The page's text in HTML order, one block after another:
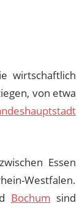
wirtschaftlich
von etwa
Essen
Westfalen.
Bochum sind